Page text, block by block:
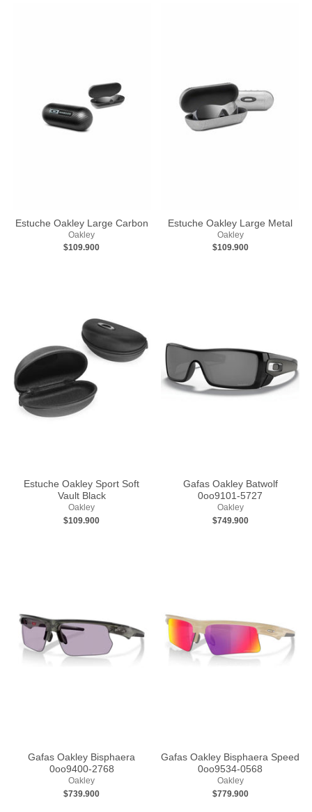
Estuche Oakley Large Carbon
Oakley
$109.900
Estuche Oakley Large Metal
Oakley
$109.900
Estuche Oakley Sport Soft
Vault Black
Oakley
$109.900
Gafas Oakley Batwolf
0oo9101-5727
Oakley
$749.900
Gafas Oakley Bisphaera
0oo9400-2768
Oakley
$739.900
Gafas Oakley Bisphaera Speed
0oo9534-0568
Oakley
$779.900